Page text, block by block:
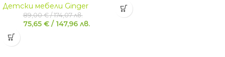
Детски мебели Ginger
89,00€ /174,07лв.
75,65 € / 147,96 лв.